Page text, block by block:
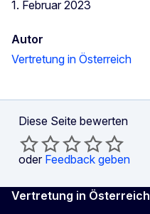
1. Februar 2023
Autor
Vertretung in Österreich
Diese Seite bewerten
oder Feedback geben
Vertretung in Österreich